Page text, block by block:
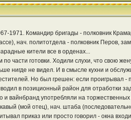
1971. Командир бригады - полковник
нач. политотдела - полковник Перов,
кители все в орденах...
части готовки. Ходили слухи, что свою
нигде не видел. И в смысле кухни и
Но был грешен: если проигрывал -
в позиционный район для отработки
вайнбранд употребляли на
(мой отец), нач. штаба
приказ или просто говорил - окна